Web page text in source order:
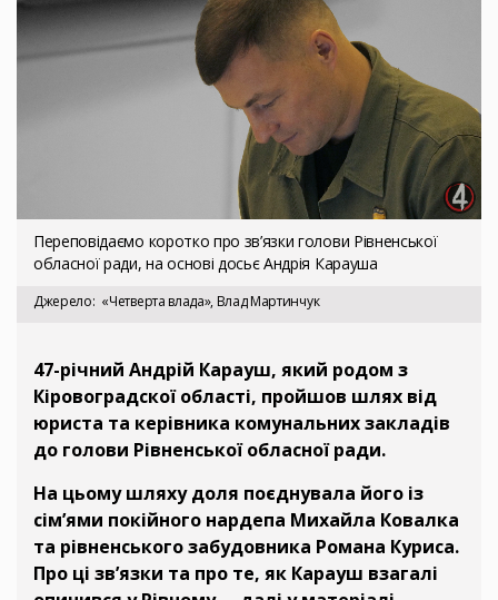
Переповідаємо коротко про зв’язки голови Рівненської
обласної ради, на основі досьє Андрія Карауша
Джерело «Четверта влада», Влад Мартинчук
47-річний Андрій Карауш, який родом з
Кіровоградскої області, пройшов шлях від
юриста та керівника комунальних закладів
до голови Рівненської обласної ради.
На цьому шляху доля поєднувала його із
сім’ями покійного нардепа Михайла Ковалка
та рівненського забудовника Романа Куриса.
Про ці зв’язки та про те, як Карауш взагалі